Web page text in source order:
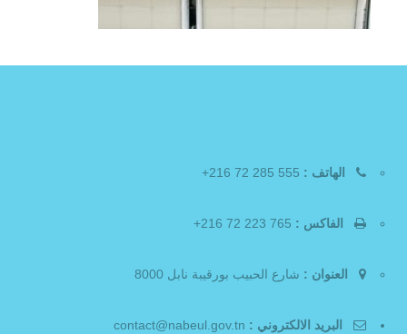
الهاتف :
الفاكس :
العنوان : شارع الحبيب بورقيبة نابل 8000
البريد الالكتروني :